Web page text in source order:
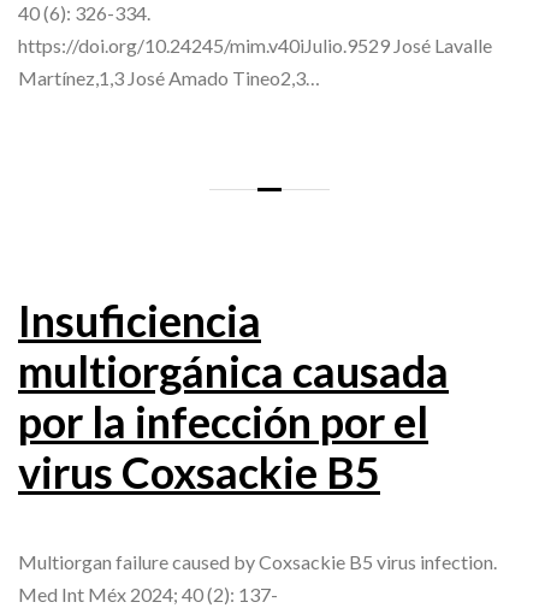
40 (6): 326-334.
https://doi.org/10.24245/mim.v40iJulio.9529 José Lavalle
Martínez,1,3 José Amado Tineo2,3…
Insuficiencia
multiorgánica causada
por la infección por el
virus Coxsackie B5
Multiorgan failure caused by Coxsackie B5 virus infection.
Med Int Méx 2024; 40 (2): 137-